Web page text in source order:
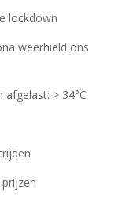
lockdown
weerhield ons
> 34°C